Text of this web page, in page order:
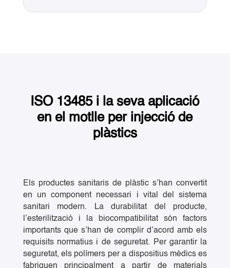
ISO 13485 i la seva aplicació
en el motlle per injecció de
plàstics
Els productes sanitaris de plàstic s’han convertit
en un component necessari i vital del sistema
sanitari modern. La durabilitat del producte,
l’esterilització i la biocompatibilitat són factors
importants que s’han de complir d’acord amb els
requisits normatius i de seguretat. Per garantir la
seguretat, els polímers per a dispositius mèdics es
fabriquen principalment a partir de materials